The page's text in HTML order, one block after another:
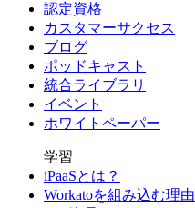
認定資格
カスタマーサクセス
ブログ
ポッドキャスト
統合ライブラリ
イベント
ホワイトペーパー
学習
iPaaSとは？
Workatoを組み込む理由